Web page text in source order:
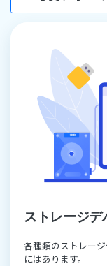
ストレージデ
各種類のストレー
にはあります。